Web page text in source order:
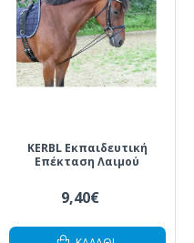
KERBL Εκπαιδευτική
Επέκταση Λαιμού
9,40€